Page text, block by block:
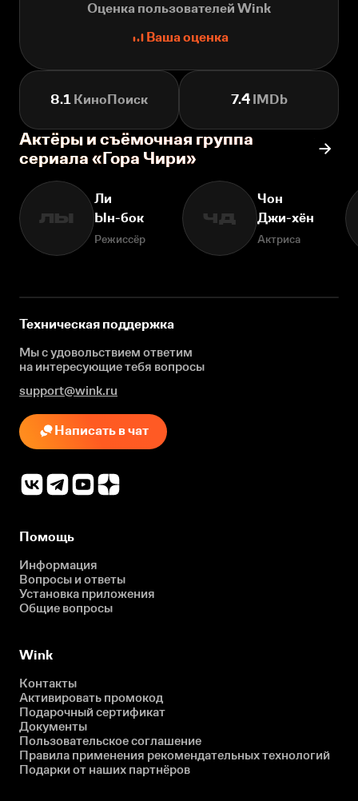
Оценка пользователей Wink
Ваша оценка
8.1 КиноПоиск 7.4IMDb
Актёры и съёмочная группа
сериала «Гора Чири»
ЛЫ
Ли
Ын-бок
Режиссёр
ЧД
Чон
Джи-хён
Актриса
Техническая поддержка
Мы с удовольствием ответим
на интересующиетебя вопросы
support@wink.ru
Написать в чат
Помощь
Информация
Вопросы и ответы
Установка приложения
Общие вопросы
Wink
Контакты
Активировать промокод
Подарочный сертификат
Документы
Пользовательское соглашение
Правила применения рекомендательных технологий
Подарки от наших партнёров